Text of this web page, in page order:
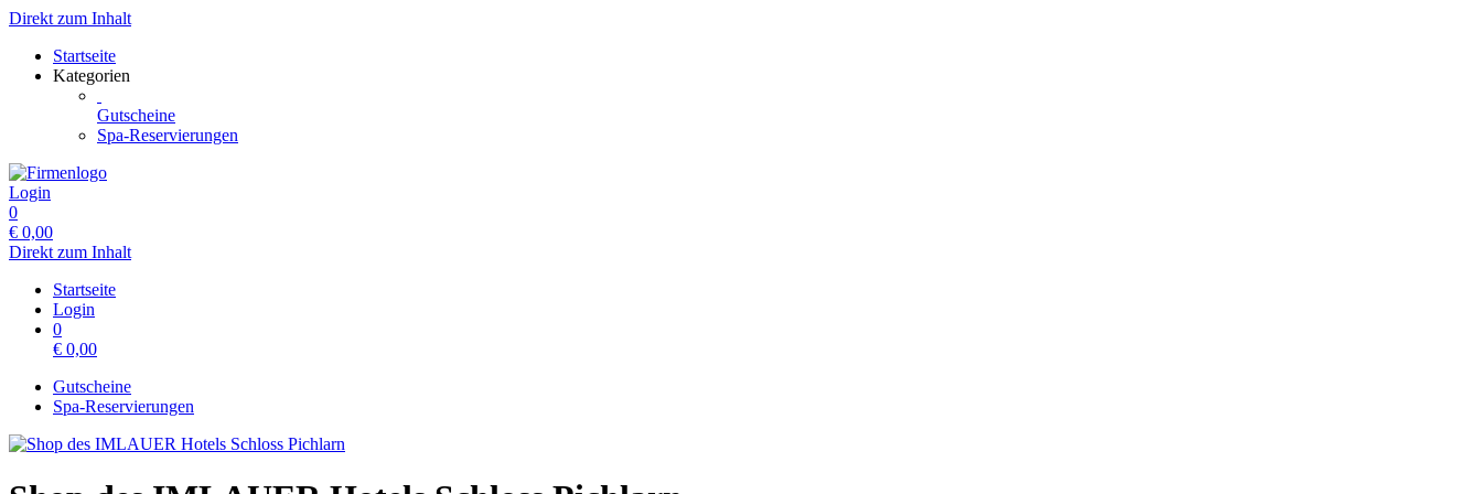
Direkt zum Inhalt
Startseite
Kategorien
Gutscheine
Spa-Reservierungen
Login
0
€ 0,00
Direkt zum Inhalt
Startseite
Login
0
€ 0,00
Gutscheine
Spa-Reservierungen